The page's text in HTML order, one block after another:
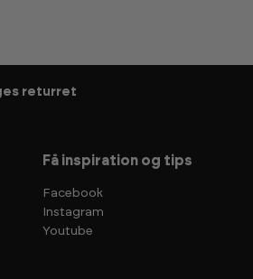
returret
Få inspiration og tips
Facebook
Instagram
Youtube